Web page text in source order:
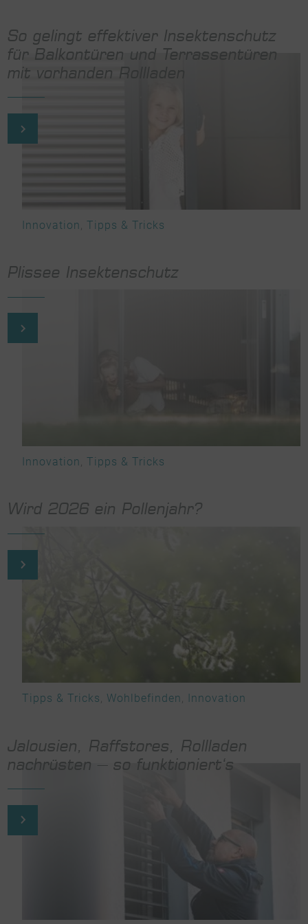
Innovation,Tipps & Tricks
So gelingt effektiver Insektenschutz
für Balkontüren und Terrassentüren
mit vorhanden Rollladen
Innovation,Tipps & Tricks
Plissee Insektenschutz
Tipps & Tricks, Wohlbefinden, Innovation
Wird 2026 ein Pollenjahr?
Jalousien, Raffstores, Rollladen
nachrüsten – so funktioniert‘s